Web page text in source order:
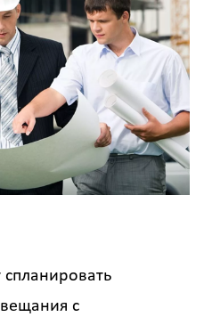
с
Стоимость
с
учетом
Получить
детальный
расчёт